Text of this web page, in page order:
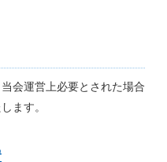
会運営上必要とされた場合
ます。